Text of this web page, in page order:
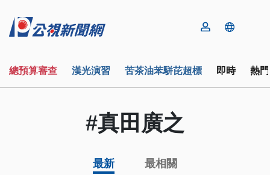
總預算審查 漢光演習 苦茶油苯駢芘超標 即時 熱
#真田廣之
最新 最相關